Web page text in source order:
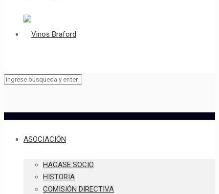
ASOCIACIÓN
HAGASE SOCIO
HISTORIA
COMISIÓN DIRECTIVA